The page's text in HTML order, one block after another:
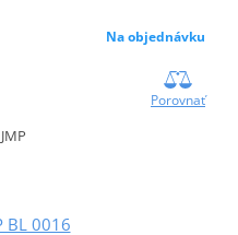
Na objednávku
Porovnať
BL 0016